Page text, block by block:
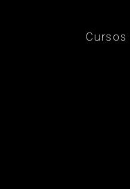
Cursos